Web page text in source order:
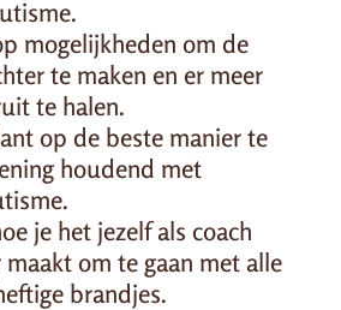
mogelijkheden om de
te maken en er meer
te halen.
op de beste manier te
houdend met
je het jezelf als coach
om te gaan met alle
brandjes.